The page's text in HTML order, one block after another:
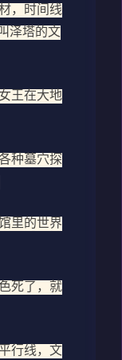
，时间线
泽塔的文
王在大地
种墓穴探
里的世界
死了，就
行线，文